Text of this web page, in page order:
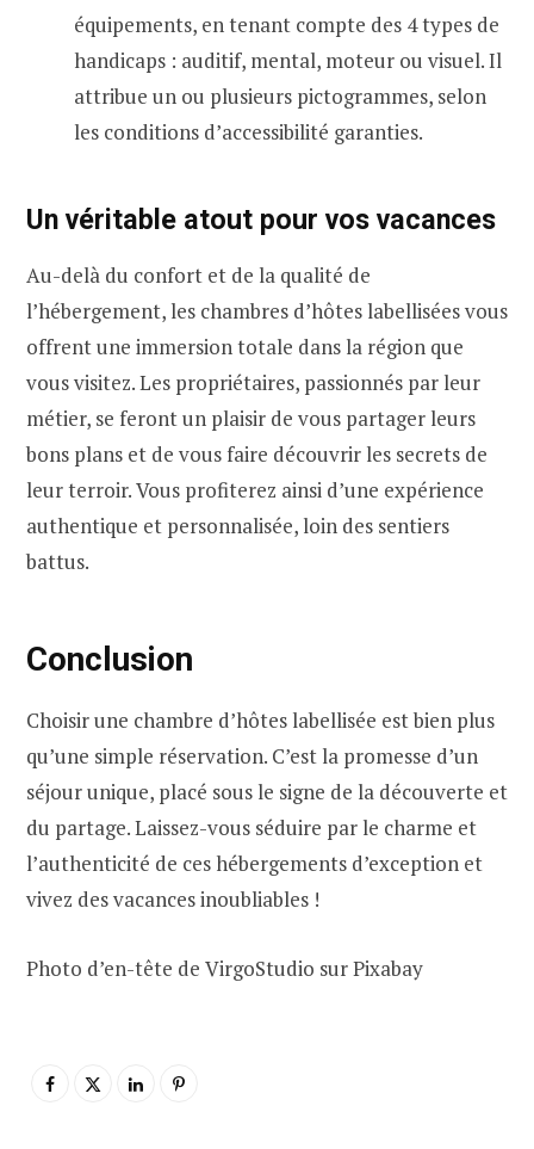
équipements, en tenant compte des 4 types de
handicaps : auditif, mental, moteur ou visuel. Il
attribue un ou plusieurs pictogrammes, selon
les conditions d’accessibilité garanties.
Un véritable atout pour vos vacances
Au-delà du confort et de la qualité de
l’hébergement, les chambres d’hôtes labellisées vous
offrent une immersion totale dans la région que
vous visitez. Les propriétaires, passionnés par leur
métier, se feront un plaisir de vous partager leurs
bons plans et de vous faire découvrir les secrets de
leur terroir. Vous profiterez ainsi d’une expérience
authentique et personnalisée, loin des sentiers
battus.
Conclusion
Choisir une chambre d’hôtes labellisée est bien plus
qu’une simple réservation. C’est la promesse d’un
séjour unique, placé sous le signe de la découverte et
du partage. Laissez-vous séduire par le charme et
l’authenticité de ces hébergements d’exception et
vivez des vacances inoubliables !
Photo d’en-tête de VirgoStudio sur Pixabay